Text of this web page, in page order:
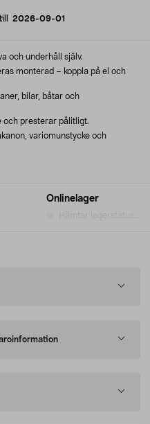
2026-09-01
Onlinelager
och underhåll själv.
monterad – koppla på el och
bilar, båtar och
och presterar pålitligt.
variomunstycke och